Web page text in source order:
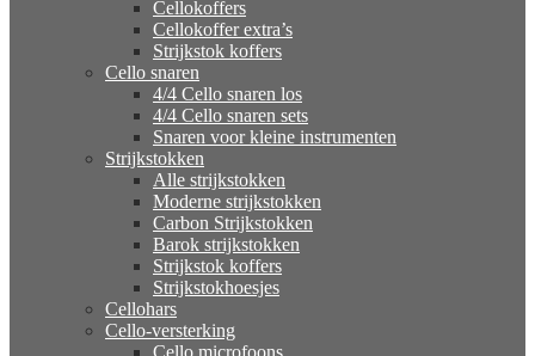
Cellokoffers
Cellokoffer extra’s
Strijkstok koffers
Cello snaren
4/4 Cello snaren los
4/4 Cello snaren sets
Snaren voor kleine instrumenten
Strijkstokken
Alle strijkstokken
Moderne strijkstokken
Carbon Strijkstokken
Barok strijkstokken
Strijkstok koffers
Strijkstokhoesjes
Cellohars
Cello-versterking
Cello microfoons